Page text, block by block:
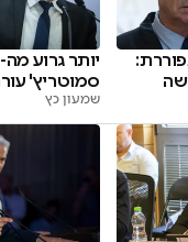
סמוטריץ'
שמעון כץ